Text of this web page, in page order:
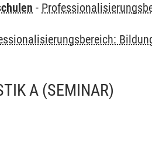
-
A (SEMINAR)